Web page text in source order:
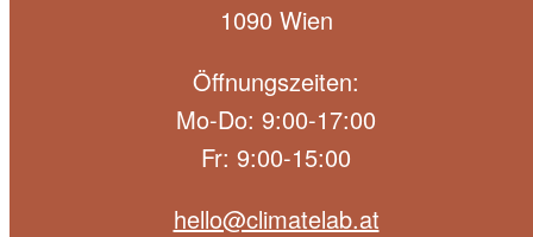
1090 Wien
Öffnungszeiten:
Mo-Do: 9:00-17:00
Fr: 9:00-15:00
hello@climatelab.at